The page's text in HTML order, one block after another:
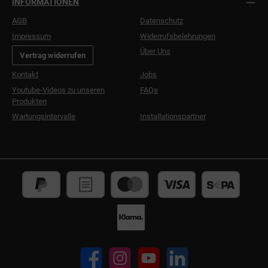
INFORMATIONEN
AGB
Datenschutz
Impressum
Widerrufsbelehrungen
Vertrag widerrufen Über Uns
Kontakt
Jobs
Youtube-Videos zu unseren
Produkten
FAQs
Wartungsintervalle Installationspartner
Facebook Instagram YouTube LinkedIn